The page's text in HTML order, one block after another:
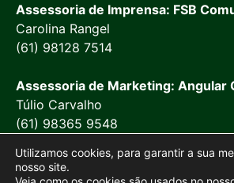
Assessoria de Imprensa: FSB
Carolina Rangel
(61) 98128 7514
Assessoria de Marketing: Angular
Túlio Carvalho
(61) 98365 9548
Utilizamos cookies, para garantir a sua
nosso site.